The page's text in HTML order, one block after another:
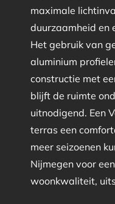
maximale
duurzaamheid en
Het gebruik van
aluminium
constructie met
blijft de ruimte
uitnodigend. Een
terras een
meer seizoenen
Nijmegen voor
woonkwaliteit,